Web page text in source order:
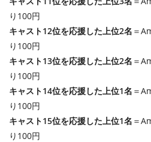
り100円
キャスト12位を応援した上位2名 ＝
り100円
キャスト13位を応援した上位2名 ＝
り100円
キャスト14位を応援した上位1名 ＝
り100円
キャスト15位を応援した上位1名 ＝
り100円